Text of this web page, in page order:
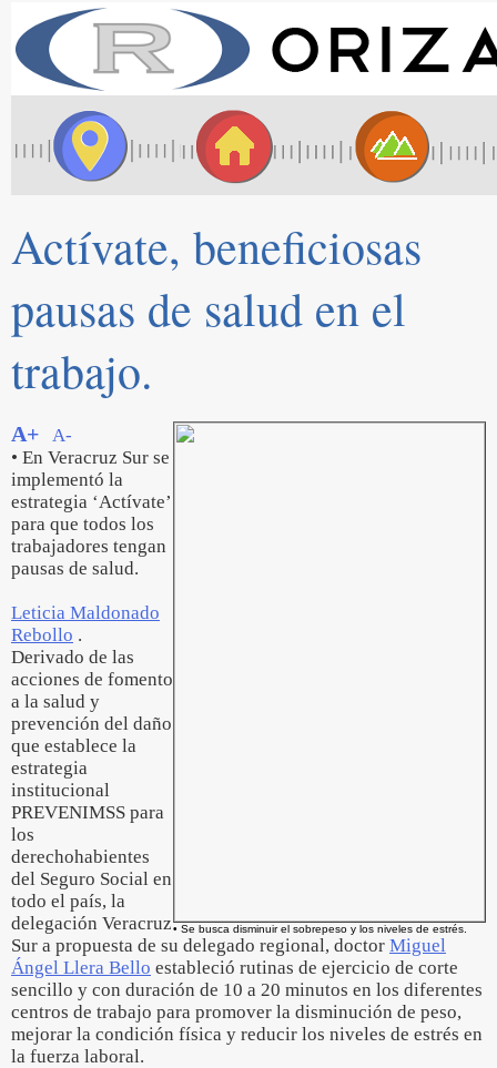
Actívate, beneficiosas
pausas de salud en el
trabajo.
• Se busca disminuir el sobrepeso y los niveles de estrés.
A+
A-
• En Veracruz Sur se
implementó la
estrategia ‘Actívate’
para que todos los
trabajadores tengan
pausas de salud.
Leticia Maldonado
Rebollo .
Derivado de las
acciones de fomento
a la salud y
prevención del daño
que establece la
estrategia
institucional
PREVENIMSS para
los
derechohabientes
del Seguro Social en
todo el país, la
delegación Veracruz
Sur a propuesta de su delegado regional, doctor Miguel
Ángel Llera Bello estableció rutinas de ejercicio de corte
sencillo y con duración de 10 a 20 minutos en los diferentes
centros de trabajo para promover la disminución de peso,
mejorar la condición física y reducir los niveles de estrés en
la fuerza laboral.